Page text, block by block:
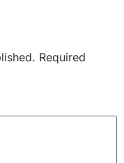
Required